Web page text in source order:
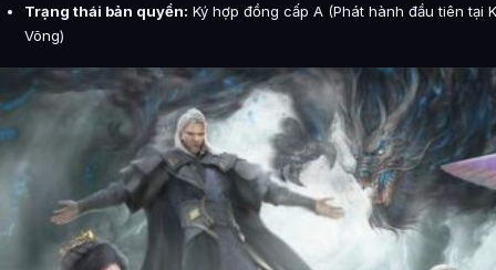
Trạng thái bản quyền: Ký hợp đồng cấp A (Phát hành đầu tiên tại
Võng)